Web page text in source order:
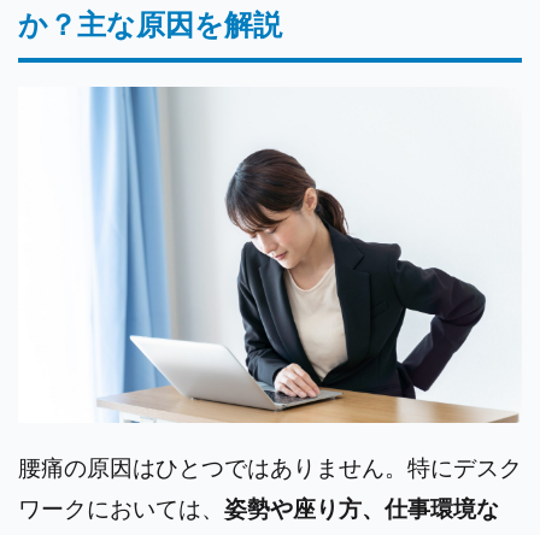
か？主な原因を解説
腰痛の原因はひとつではありません。特にデスク
ワークにおいては、 姿勢や座り方、仕事環境な